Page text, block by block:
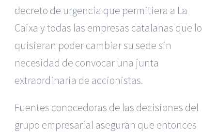
decreto de urgencia que permitiera a La
Caixa y todas las empresas catalanas que lo
quisieran poder cambiar su sede sin
necesidad de convocar una junta
extraordinaria de accionistas.
Fuentes conocedoras de las decisiones del
grupo empresarial aseguran que entonces